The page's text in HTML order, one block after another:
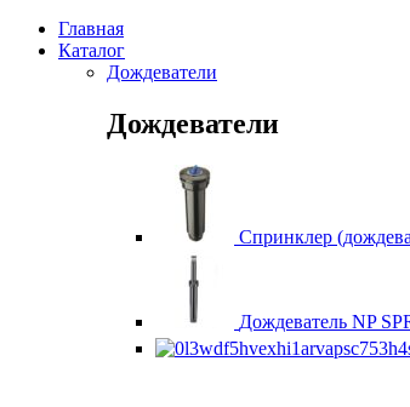
Главная
Каталог
Дождеватели
Дождеватели
Спринклер
Дождеватель NP